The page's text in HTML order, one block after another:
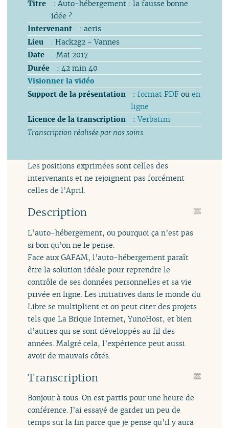
Titre
: Auto-hébergement : la fausse bonne
idée ?
Intervenant
: aeris
Lieu
: Hack2g2 - Vannes
Date
: Mai 2017
Durée
: 42 min 40
Visionner la vidéo
Support de la présentation
:format PDF ouen
ligne
Licence de la transcription
:Verbatim
Transcription réalisée par nos soins.
Les positions exprimées sont celles des
intervenants et ne rejoignent pas forcément
celles de l’April.
Description
L’auto-hébergement, ou pourquoi ça n’est pas
si bon qu’on ne le pense.
Face aux GAFAM, l’auto-hébergement paraît
être la solution idéale pour reprendre le
contrôle de ses données personnelles et sa vie
privée en ligne. Les initiatives dans le monde du
Libre se multiplient et on peut citer des projets
tels que La Brique Internet, YunoHost, et bien
d’autres qui se sont développés au fil des
années. Malgré cela, l’expérience peut aussi
avoir de mauvais côtés.
Transcription
Bonjour à tous. On est partis pour une heure de
conférence. J’ai essayé de garder un peu de
temps sur la fin parce que je pense qu’il y aura